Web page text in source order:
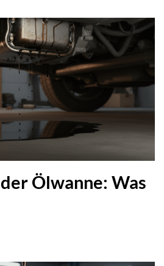
Ölwanne: Was